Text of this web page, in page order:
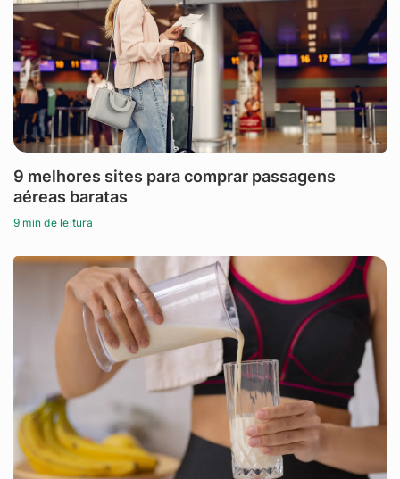
9 melhores sites para comprar passagens
aéreas baratas
9 min de leitura